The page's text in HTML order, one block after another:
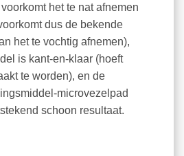
het te nat afnemen
dus de bekende
het te vochtig afnemen),
is kant-en-klaar (hoeft
te worden), en de
microvezelpad
schoon resultaat.